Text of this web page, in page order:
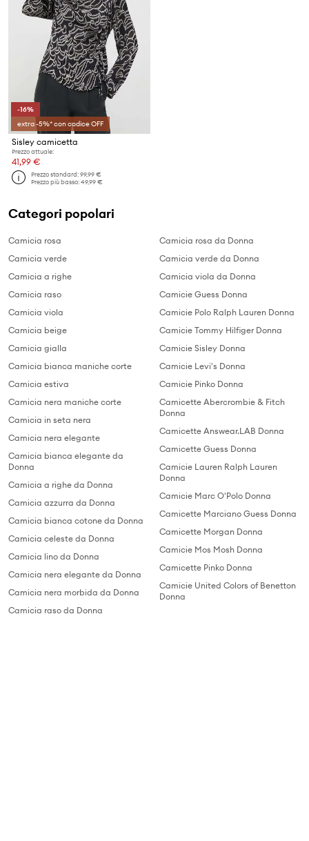
-16%
extra -5%* con codice OFF
Sisley camicetta
Prezzo attuale:
41,99 €
Prezzo standard:99,99 €
Prezzo più basso:49,99 €
Categori popolari
Camicia rosa
Camicia verde
Camicia a righe
Camicia raso
Camicia viola
Camicia beige
Camicia gialla
Camicia bianca maniche corte
Camicia estiva
Camicia nera maniche corte
Camicia in seta nera
Camicia nera elegante
Camicia bianca elegante da
Donna
Camicia a righe da Donna
Camicia azzurra da Donna
Camicia bianca cotone da Donna
Camicia celeste da Donna
Camicia lino da Donna
Camicia nera elegante da Donna
Camicia nera morbida da Donna
Camicia raso da Donna
Camicia rosa da Donna
Camicia verde da Donna
Camicia viola da Donna
Camicie Guess Donna
Camicie Polo Ralph Lauren Donna
Camicie Tommy Hilfiger Donna
Camicie Sisley Donna
Camicie Levi's Donna
Camicie Pinko Donna
Camicette Abercrombie & Fitch
Donna
Camicette Answear.LAB Donna
Camicette Guess Donna
Camicie Lauren Ralph Lauren
Donna
Camicie Marc O'Polo Donna
Camicette Marciano Guess Donna
Camicette Morgan Donna
Camicie Mos Mosh Donna
Camicette Pinko Donna
Camicie United Colors of Benetton
Donna